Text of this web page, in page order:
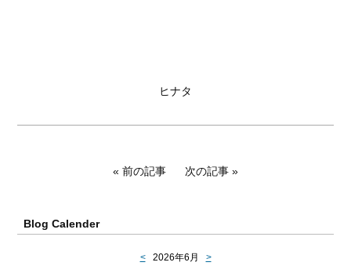
ヒナタ
前の記事 次の記事
Blog Calender